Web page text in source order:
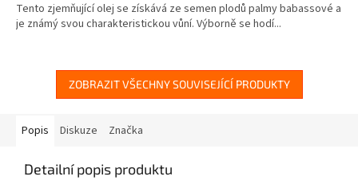
z
5
Tento zjemňující olej se získává ze semen plodů palmy babassové a
je známý svou charakteristickou vůní. Výborně se hodí...
ZOBRAZIT VŠECHNY SOUVISEJÍCÍ PRODUKTY
Popis Diskuze Značka
Detailní popis produktu